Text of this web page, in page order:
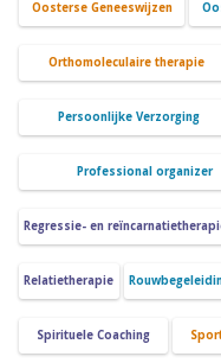
Oosterse Geneeswijzen
Orthomoleculaire therapie
Persoonlijke Verzorging
Professional organizer
Regressie- en
Relatietherapie
Spirituele Coaching